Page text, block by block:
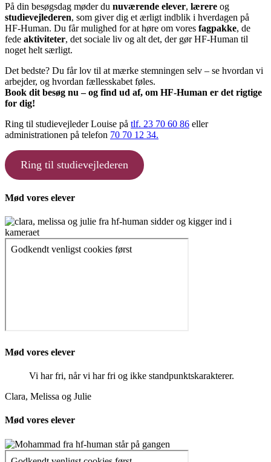
På din besøgsdag møder du nuværende elever, lærere og
studievejlederen, som giver dig et ærligt indblik i hverdagen på
HF-Human. Du får mulighed for at høre om vores fagpakke, de
fede aktiviteter, det sociale liv og alt det, der gør HF-Human til
noget helt særligt.
Det bedste? Du får lov til at mærke stemningen selv – se hvordan vi
arbejder, og hvordan fællesskabet føles.
Book dit besøg nu – og find ud af, om HF-Human er det rigtige
for dig!
Ring til studievejleder Louise på tlf. 23 70 60 86 eller
administrationen på telefon 70 70 12 34.
Ring til studievejlederen
Mød vores elever
Mød vores elever
Vi har fri, når vi har fri og ikke standpunktskarakterer.
Clara, Melissa og Julie
Mød vores elever